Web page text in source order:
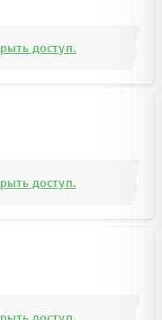
доступ.
доступ.